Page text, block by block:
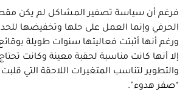
فرغم أن سياسة تصفير المشاكل لم يكن
الحرفي وإنما العمل على حلها وتخفيضها للحد
ورغم أنها أثبتت فعاليتها سنوات طويلة بوقائع
إلا أنها كانت مناسبة لحقبة معينة وكانت
والتطوير لتناسب المتغيرات اللاحقة التي
“صفر هدوء”.